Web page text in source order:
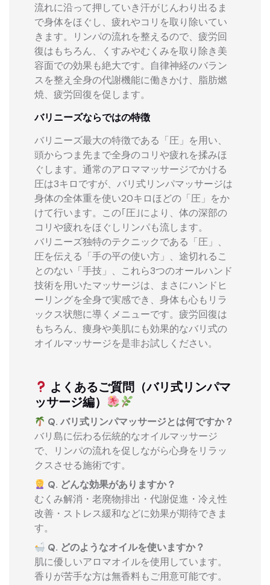
流れに沿って押していき汗がじんわり出るま
で身体をほぐし、疲れやコリを取り除いてい
きます。リンパの流れを整えるので、疲労回
復はもちろん、くすみやむくみを取り除き美
容面での効果も絶大です。自律神経のバラン
スを整え全身の代謝機能に働きかけ、脂肪燃
焼、疲労回復を促します。
バリニーズならではの特徴
バリニーズ最大の特徴である「圧」を用い、
頭からつま先まで全身のコリや疲れを揉みほ
ぐします。通常のアロママッサージでかける
圧は3キロですが、バリ式リンパマッサージは
身体の全体重を使い20キロほどの「圧」をか
けて行います。この｢圧｣により、体の深部の
コリや疲れをほぐしリンパも流します。
バリニーズ独特のテクニックである「圧」、
圧を伝える「手の平の使い方」、途切れるこ
とのない「手技」、これら3つのオールハンド
技術を用いたマッサージは、まさにハンドヒ
ーリングを全身で実感でき、身体も心もリラ
ックス状態に導くメニューです。疲労回復は
もちろん、痩身や美肌にも効果的なバリ式の
オイルマッサージを是非お試しください。
よくあるご質問（バリ式リンパマ
ッサージ編）
Q. バリ式リンパマッサージとは何ですか？
バリ島に伝わる伝統的なオイルマッサージ
で、リンパの流れを促しながら心身をリラッ
クスさせる施術です。
Q. どんな効果がありますか？
むくみ解消・老廃物排出・代謝促進・冷え性
改善・ストレス緩和などに効果が期待できま
す。
Q. どのようなオイルを使いますか？
肌に優しいアロマオイルを使用しています。
香りが苦手な方は無香料もご用意可能です。